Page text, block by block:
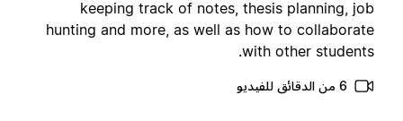
keeping track of notes, thesis planning,
hunting and more, as well as how to
with other
6 من الدقائق للفيديو